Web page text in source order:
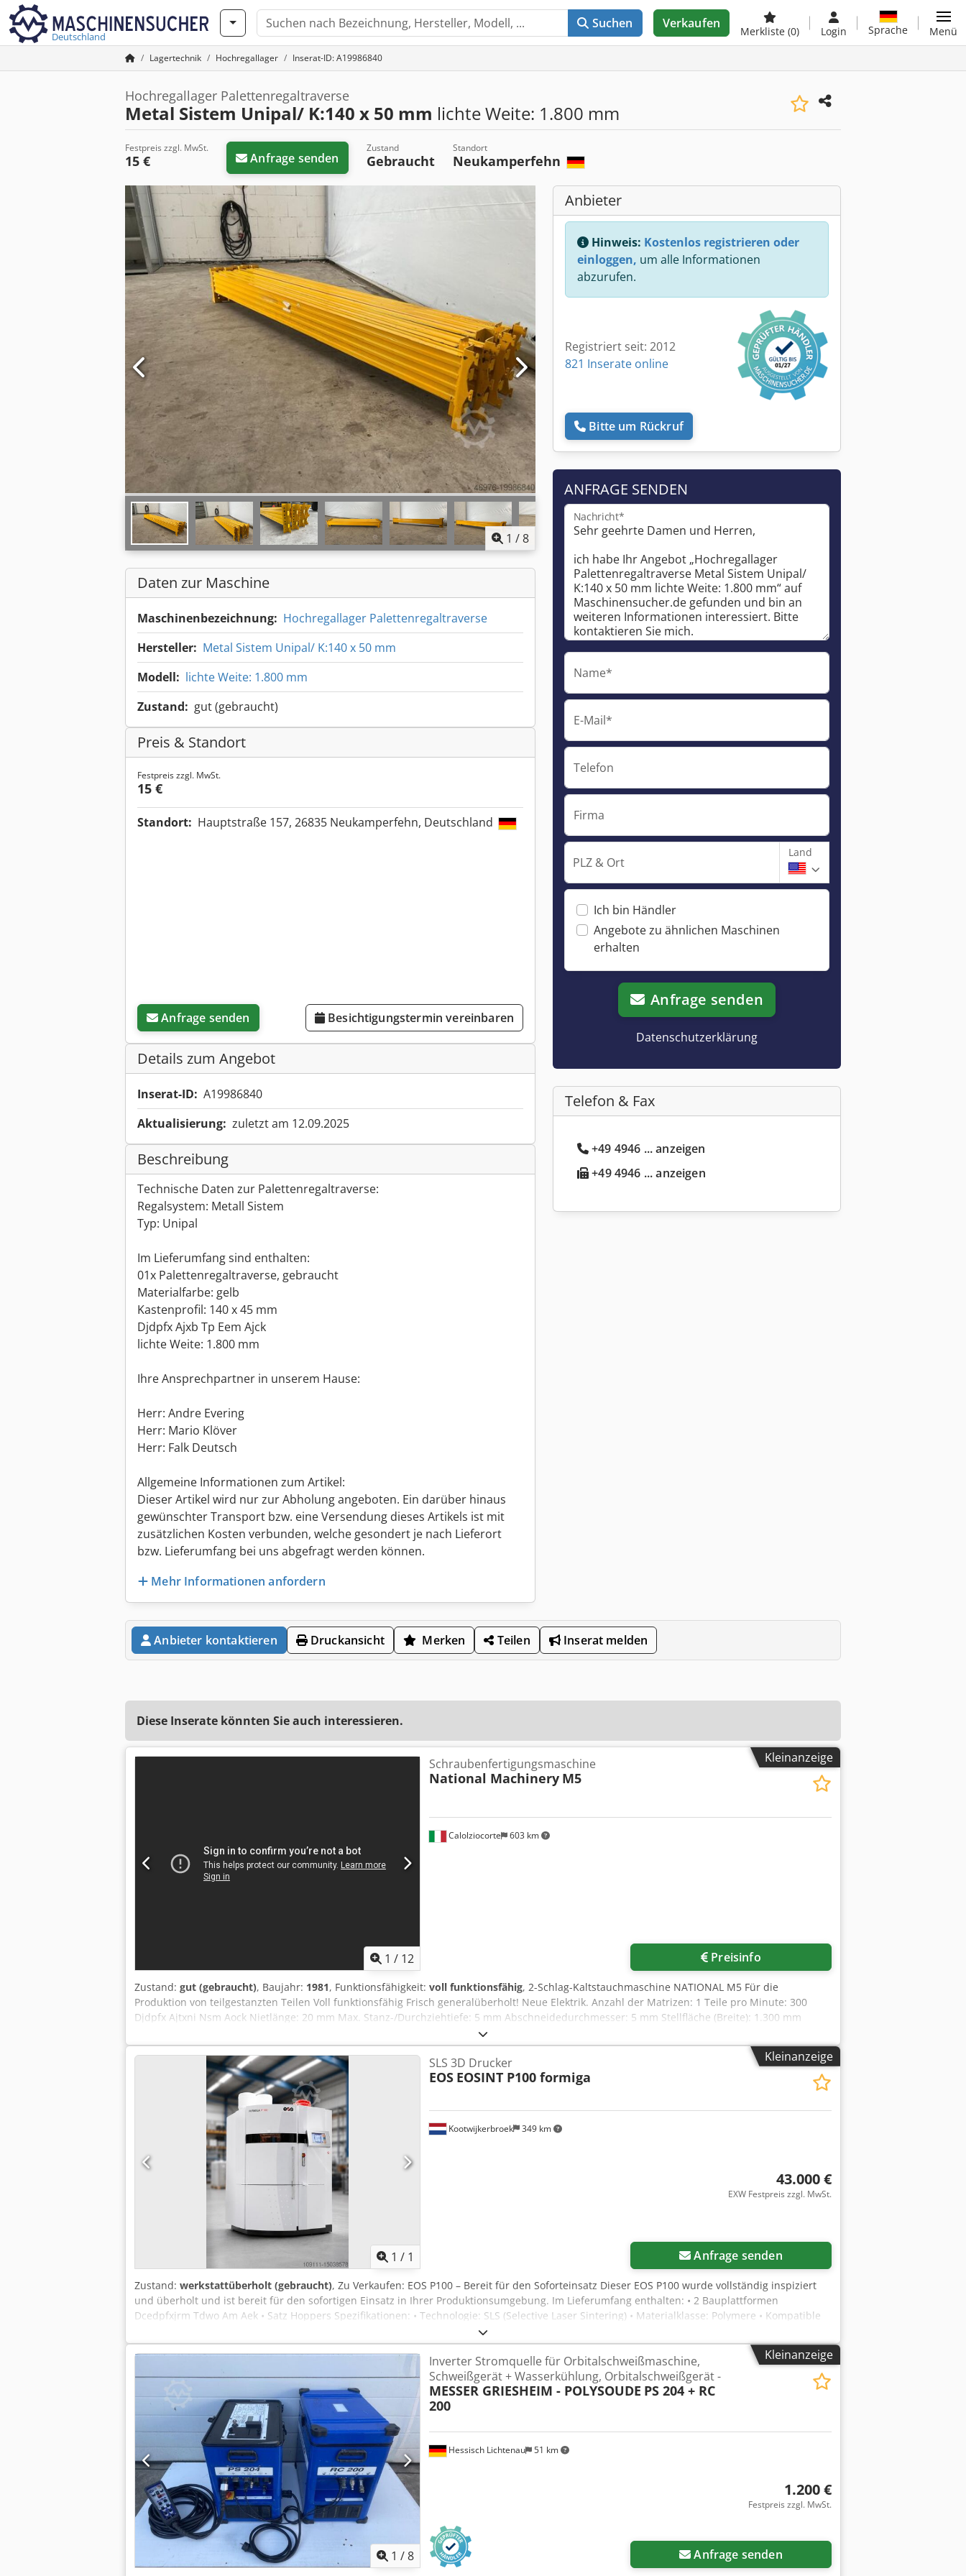
Deutschland
Suchen Verkaufen
Merkliste (0) Login Sprache Menü
Lagertechnik Hochregallager Inserat-ID: A19986840
Hochregallager Palettenregaltraverse
Metal Sistem Unipal/ K:140 x 50 mm lichte Weite: 1.800 mm
Festpreis zzgl. MwSt.
15 € Anfrage senden
Zustand
Gebraucht
Standort
Neukamperfehn
1 /8
Daten zur Maschine
Maschinenbezeichnung: Hochregallager Palettenregaltraverse
Hersteller: Metal Sistem Unipal/ K:140 x 50 mm
Modell: lichte Weite: 1.800 mm
Zustand: gut (gebraucht)
Preis & Standort
Festpreis zzgl. MwSt.
15 €
Standort: Hauptstraße 157, 26835 Neukamperfehn, Deutschland
Anfrage senden Besichtigungstermin vereinbaren
Details zum Angebot
Inserat-ID: A19986840
Aktualisierung: zuletzt am 12.09.2025
Beschreibung
Technische Daten zur Palettenregaltraverse:
Regalsystem: Metall Sistem
Typ: Unipal
Im Lieferumfang sind enthalten:
01x Palettenregaltraverse, gebraucht
Materialfarbe: gelb
Kastenprofil: 140 x 45 mm
Djdpfx Ajxb Tp Eem Ajck
lichte Weite: 1.800 mm
Ihre Ansprechpartner in unserem Hause:
Herr: Andre Evering
Herr: Mario Klöver
Herr: Falk Deutsch
Allgemeine Informationen zum Artikel:
Dieser Artikel wird nur zur Abholung angeboten. Ein darüber hinaus
gewünschter Transport bzw. eine Versendung dieses Artikels ist mit
zusätzlichen Kosten verbunden, welche gesondert je nach Lieferort
bzw. Lieferumfang bei uns abgefragt werden können.
Mehr Informationen anfordern
Anbieter
Hinweis: Kostenlos registrieren oder
einloggen, um alle Informationen
abzurufen.
Registriert seit: 2012
821 Inserate online
Bitte um Rückruf
ANFRAGE SENDEN
Nachricht*
Name*
E-Mail*
Telefon
Firma
PLZ & Ort
Land
Ich bin Händler
Angebote zu ähnlichen Maschinen
erhalten
Anfrage senden
Datenschutzerklärung
Telefon & Fax
+49 4946 ... anzeigen
+49 4946 ... anzeigen
Anbieter kontaktieren Druckansicht Merken Teilen Inserat melden
Diese Inserate könnten Sie auch interessieren.
Kleinanzeige
1 / 12
Calolziocorte 603 km
Schraubenfertigungsmaschine
National Machinery M5
Preisinfo
Zustand: gut (gebraucht), Baujahr: 1981, Funktionsfähigkeit: voll funktionsfähig, 2-Schlag-Kaltstauchmaschine NATIONAL M5 Für die
Produktion von teilgestanzten Teilen Voll funktionsfähig Frisch generalüberholt! Neue Elektrik. Anzahl der Matrizen: 1 Teile pro Minute: 300
Djdpfx Ajtxni Nsm Aock Nietlänge: 20 mm Max. Stanz-/Durchziehtiefe: 5 mm Abschneidedurchmesser: 5 mm Stellfläche (Breite): 1.300 mm
Stellfläche (Länge): 2.690 mm Leistung Hauptmotor: 7,5 kW Nettogewicht: 3.100 kg Bruttogewicht: 3.700 kg
Kleinanzeige
1 / 1
Kootwijkerbroek 349 km
SLS 3D Drucker
EOS EOSINT P100 formiga
43.000 €
EXW Festpreis zzgl. MwSt.
Anfrage senden
Zustand: werkstattüberholt (gebraucht), Zu Verkaufen: EOS P100 – Bereit für den Soforteinsatz Dieser EOS P100 wurde vollständig inspiziert
und überholt und ist bereit für den sofortigen Einsatz in Ihrer Produktionsumgebung. Im Lieferumfang enthalten: • 2 Bauplattformen
Dcedpfxjrm Tdwo Am Aek • Satz Hoppers Spezifikationen: • Technologie: SLS (Selective Laser Sintering) • Materialklasse: Polymere • Kompatible
Materialien: PA2200, PA3200, PA2201, Inframotion PA12, TPU und mehr. • Bauraum: 200 x 250 x 330 mm • Lasertyp: Synrad 48-3, 30W CO2-Laser
• Minimale Wandstärke: 0,4 mm Inklusive Services: • Transport & Installation: Sichere Lieferung in der originalen EOS-Verpackung sowie
professionelle Installation. • Garantie & Wartungspläne: Flexible Optionen, die auf Ihre spezifischen Anforderungen zugeschnitten sind. Über
Inframotion 3D (IM3D) Bei Inframotion 3D B.V. sind wir spezialisiert auf hochwertige überholte EOS SLS-Maschinen mit umfassendem Support.
Als der einzige Anbieter, der eine Komplettlösung für gebrauchte EOS-Geräte bietet, zeichnen wir uns durch unsere umfangreiche Expertise
und einzigartige Dienstleistungen aus. Was wir bieten: • Fachmännischer Service: Installation, Wartung, Reparaturen und Upgrades,
durchgeführt von erfahrenen Ex-EOS-Technikern. • Exklusive Materialien: Kostenoptimierte, hochwertige Verbrauchsmaterialien wie unser Plug-
and-Play PA12, speziell für EOS-Systeme entwickelt. • Umfassender Support: Von Transport bis Wartungsplänen – wir kümmern uns um alles.
Vertrauen Sie auf IM3D für zuverlässige Maschinen, hochwertige Materialien und die Expertise, Ihre SLS-Produktion zu optimieren. WISSEN,
WAS SIE KAUFEN! Komplett überarbeitet und mit Garantie! Kontaktieren Sie uns gerne für weitere Informationen oder Anfragen!
Kleinanzeige
1 /8
Hessisch Lichtenau 51 km
Inverter Stromquelle für Orbitalschweißmaschine,
Schweißgerät + Wasserkühlung, Orbitalschweißgerät -
MESSER GRIESHEIM - POLYSOUDE PS 204 + RC
200
1.200 €
Festpreis zzgl. MwSt.
Anfrage senden